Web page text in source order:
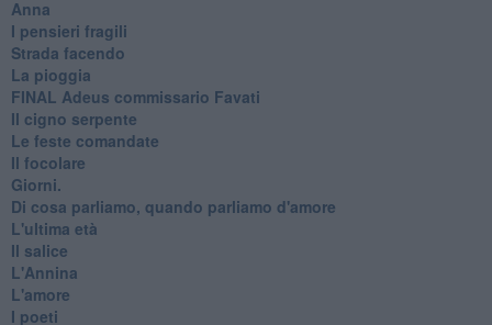
Anna
I pensieri fragili
Strada facendo
La pioggia
FINAL Adeus commissario Favati
Il cigno serpente
Le feste comandate
Il focolare
Giorni.
Di cosa parliamo, quando parliamo d'amore
L'ultima età
Il salice
L'Annina
L'amore
I poeti